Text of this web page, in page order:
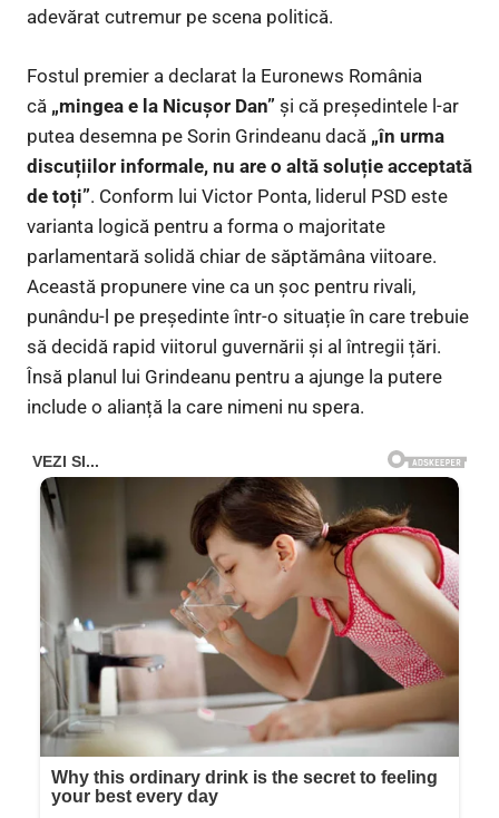
adevărat cutremur pe scena politică.
Fostul premier a declarat la Euronews România
că „mingea e la Nicușor Dan” și că președintele l-ar
putea desemna pe Sorin Grindeanu dacă „în urma
discuțiilor informale, nu are o altă soluție acceptată
de toți”. Conform lui Victor Ponta, liderul PSD este
varianta logică pentru a forma o majoritate
parlamentară solidă chiar de săptămâna viitoare.
Această propunere vine ca un șoc pentru rivali,
punându-l pe președinte într-o situație în care trebuie
să decidă rapid viitorul guvernării și al întregii țări.
Însă planul lui Grindeanu pentru a ajunge la putere
include o alianță la care nimeni nu spera.